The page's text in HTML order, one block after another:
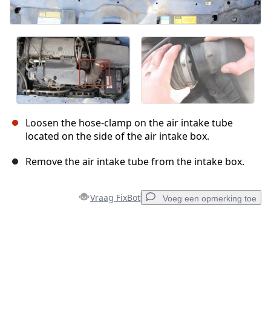
Loosen the hose-clamp on the air intake tube
located on the side of the air intake box.
Remove the air intake tube from the intake box.
Vraag FixBot Voeg een opmerking toe